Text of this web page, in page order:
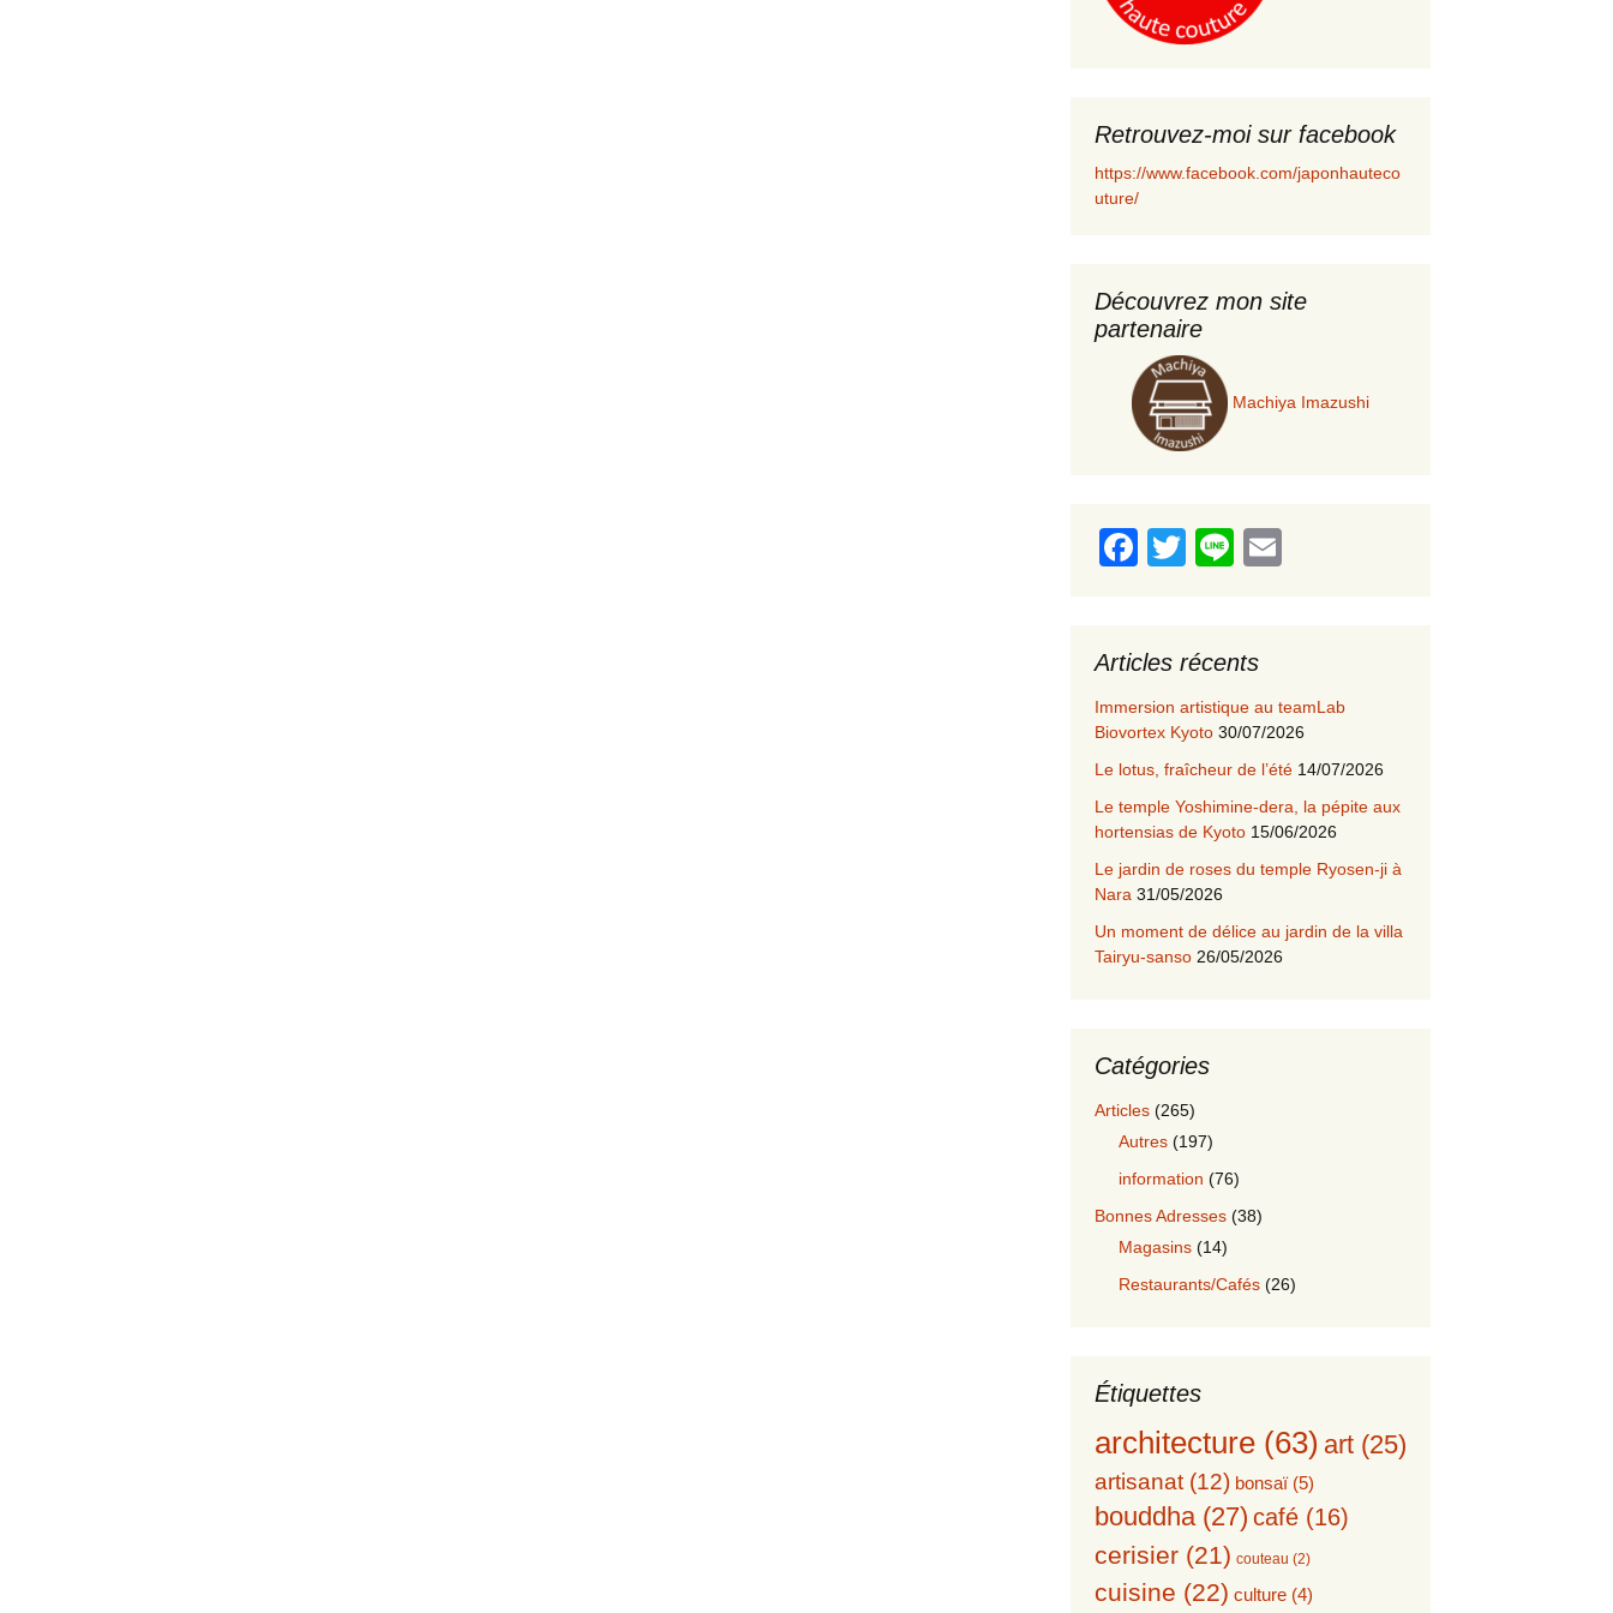
Retrouvez-moi sur facebook
https://www.facebook.com/japonhauteco
uture/
Découvrez mon site
partenaire
Machiya Imazushi
F
e
b
o
o
k
T
er
Li
Articles récents
Immersion artistique au teamLab
Biovortex Kyoto 30/07/2026
Le lotus, fraîcheur de l’été 14/07/2026
Le temple Yoshimine-dera, la pépite aux
hortensias de Kyoto 15/06/2026
Le jardin de roses du temple Ryosen-ji à
Nara 31/05/2026
Un moment de délice au jardin de la villa
Tairyu-sanso 26/05/2026
Catégories
Articles (265)
Autres (197)
information (76)
Bonnes Adresses (38)
Magasins (14)
Restaurants/Cafés (26)
Étiquettes
architecture (63) art (25)
artisanat (12) bonsaï(5)
bouddha(27) café (16)
cerisier (21) couteau (2)
cuisine (22) culture (4)